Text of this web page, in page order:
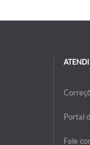
Portal
Fale